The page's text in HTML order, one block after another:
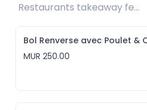
Restaurants takeaway fee Rs20 included
Bol Renverse avec Poulet &
MUR 250.00